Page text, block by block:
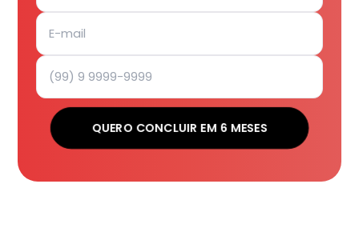
QUERO CONCLUIR EM 6 MESES